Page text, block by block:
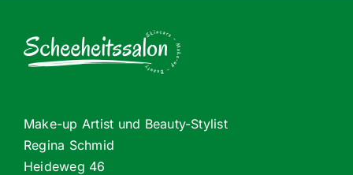
Make-up Artist und Beauty-Stylist
Regina Schmid
Heideweg 46